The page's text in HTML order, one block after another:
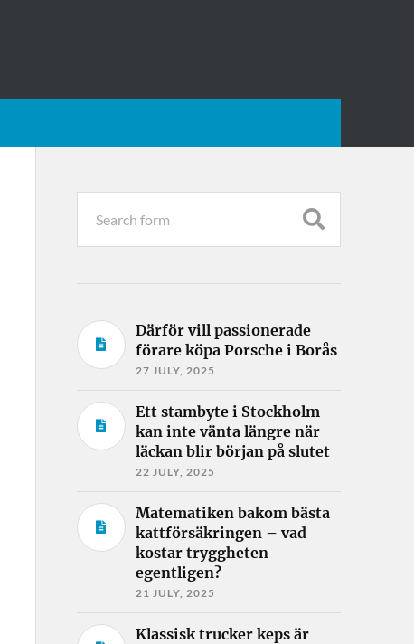
Därför vill passionerade
förare köpa Porsche i Borås
27 JULY, 2025
Ett stambyte i Stockholm
kan inte vänta längre när
läckan blir början på slutet
22 JULY, 2025
Matematiken bakom bästa
kattförsäkringen – vad
kostar tryggheten
egentligen?
21 JULY, 2025
Klassisk trucker keps är